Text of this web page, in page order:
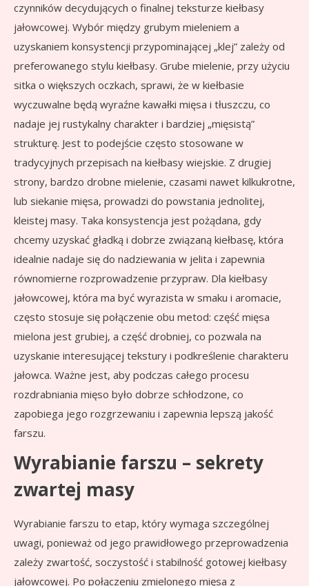
czynników decydujących o finalnej teksturze kiełbasy
jałowcowej. Wybór między grubym mieleniem a
uzyskaniem konsystencji przypominającej „klej” zależy od
preferowanego stylu kiełbasy. Grube mielenie, przy użyciu
sitka o większych oczkach, sprawi, że w kiełbasie
wyczuwalne będą wyraźne kawałki mięsa i tłuszczu, co
nadaje jej rustykalny charakter i bardziej „mięsistą”
strukturę. Jest to podejście często stosowane w
tradycyjnych przepisach na kiełbasy wiejskie. Z drugiej
strony, bardzo drobne mielenie, czasami nawet kilkukrotne,
lub siekanie mięsa, prowadzi do powstania jednolitej,
kleistej masy. Taka konsystencja jest pożądana, gdy
chcemy uzyskać gładką i dobrze związaną kiełbasę, która
idealnie nadaje się do nadziewania w jelita i zapewnia
równomierne rozprowadzenie przypraw. Dla kiełbasy
jałowcowej, która ma być wyrazista w smaku i aromacie,
często stosuje się połączenie obu metod: część mięsa
mielona jest grubiej, a część drobniej, co pozwala na
uzyskanie interesującej tekstury i podkreślenie charakteru
jałowca. Ważne jest, aby podczas całego procesu
rozdrabniania mięso było dobrze schłodzone, co
zapobiega jego rozgrzewaniu i zapewnia lepszą jakość
farszu.
Wyrabianie farszu – sekrety
zwartej masy
Wyrabianie farszu to etap, który wymaga szczególnej
uwagi, ponieważ od jego prawidłowego przeprowadzenia
zależy zwartość, soczystość i stabilność gotowej kiełbasy
jałowcowej. Po połączeniu zmielonego mięsa z